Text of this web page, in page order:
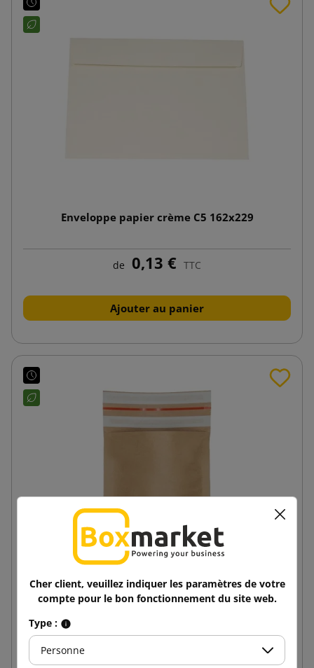
Enveloppe papier crème C5 162x229
de 0,13 € TTC
Ajouter au panier
200x229x40 BoxBag Pochette d'expédition papier
avec soufflet de fond
de 0,23 € TTC
Cher client, veuillez indiquer les paramètres de votre
compte pour le bon fonctionnement du site web.
Type :
Personne